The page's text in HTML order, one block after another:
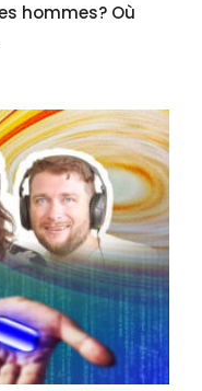
hommes? Où